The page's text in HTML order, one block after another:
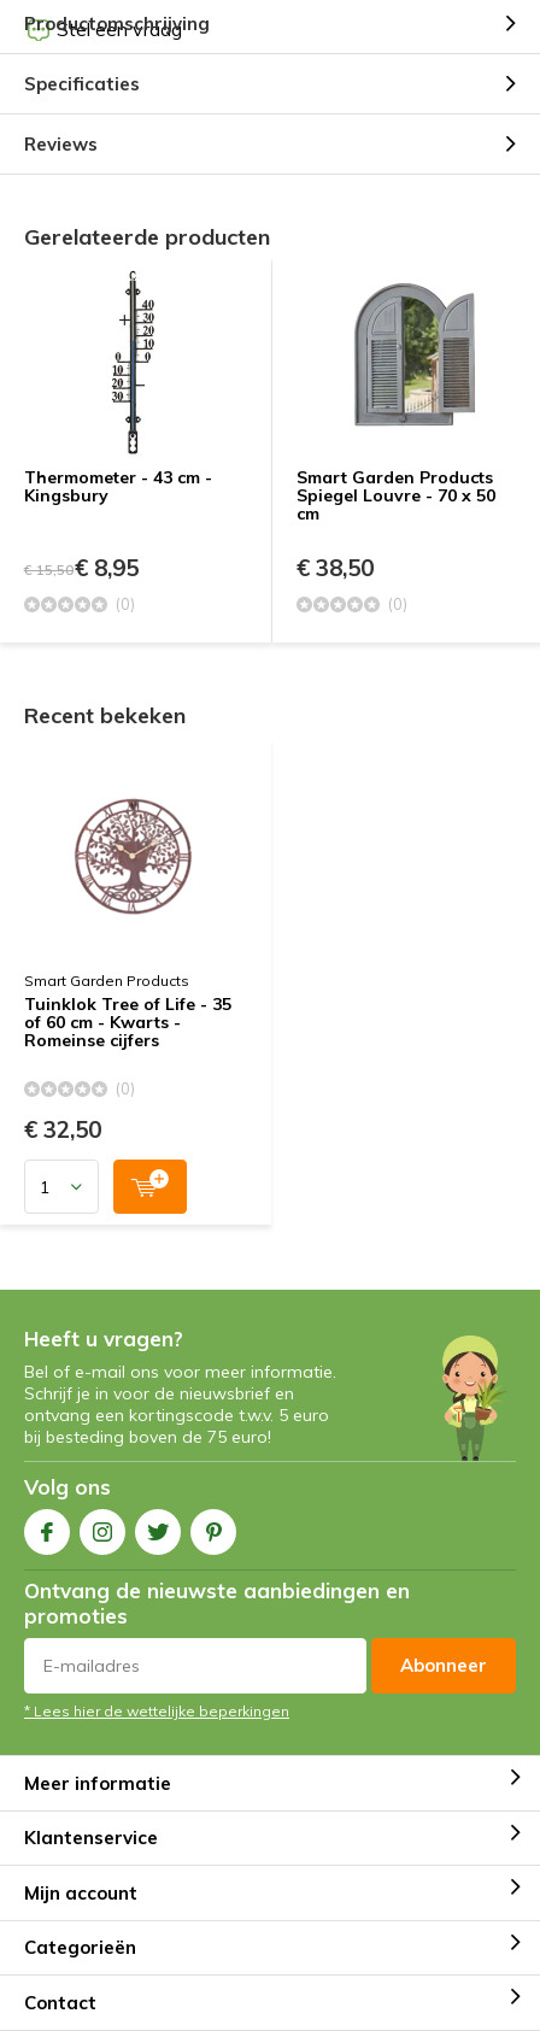
Stel een vraag
Productomschrijving
Specificaties
Reviews
Gerelateerde producten
Thermometer - 43 cm -
Kingsbury
€ 15,50€ 8,95
(0)
Smart Garden Products
Spiegel Louvre - 70 x 50
cm
€ 38,50
(0)
Recent bekeken
Smart Garden Products
Tuinklok Tree of Life - 35
of 60 cm - Kwarts -
Romeinse cijfers
(0)
€ 32,50
Heeft u vragen?
Bel of e-mail ons voor meer informatie.
Schrijf je in voor de nieuwsbrief en
ontvang een kortingscode t.w.v. 5 euro
bij besteding boven de 75 euro!
Volg ons
Ontvang de nieuwste aanbiedingen en
promoties
Abonneer
* Lees hier de wettelijke beperkingen
Meer informatie
Klantenservice
Mijn account
Categorieën
Contact